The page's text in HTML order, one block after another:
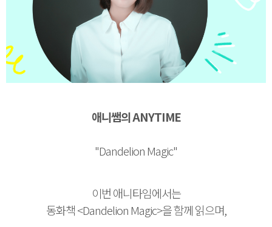
애니쌤의 ANYTIME
"Dandelion Magic"
이번 애니타임에서는
동화책 <Dandelion Magic>을 함께 읽으며,